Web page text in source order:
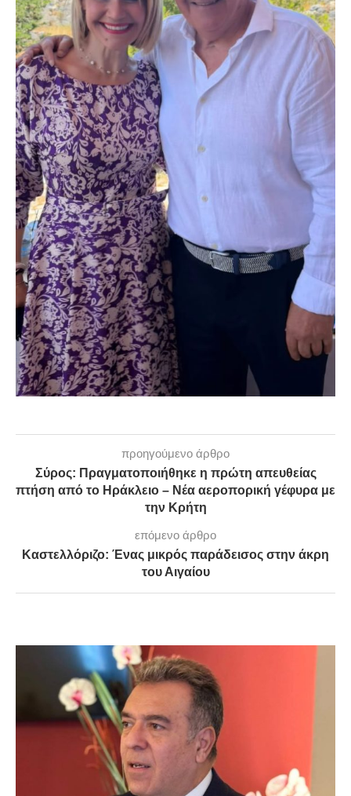
προηγούμενο άρθρο
Σύρος: Πραγματοποιήθηκε η πρώτη απευθείας
πτήση από το Ηράκλειο – Νέα αεροπορική γέφυρα με
την Κρήτη
επόμενο άρθρο
Καστελλόριζο: Ένας μικρός παράδεισος στην άκρη
του Αιγαίου